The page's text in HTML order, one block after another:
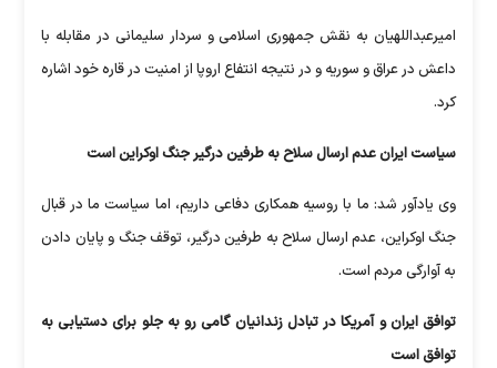
امیرعبداللهیان به نقش جمهوری اسلامی و سردار سلیمانی در مقابله با
داعش در عراق و سوریه و در نتیجه انتفاع اروپا از امنیت در قاره خود اشاره
کرد.
سیاست ایران عدم ارسال سلاح به طرفین درگیر جنگ اوکراین است
وی یادآور شد: ما با روسیه همکاری دفاعی داریم، اما سیاست ما در قبال
جنگ اوکراین، عدم ارسال سلاح به طرفین درگیر، توقف جنگ و پایان دادن
به آوارگی مردم است.
توافق ایران و آمریکا در تبادل زندانیان گامی رو به جلو برای دستیابی به
توافق است